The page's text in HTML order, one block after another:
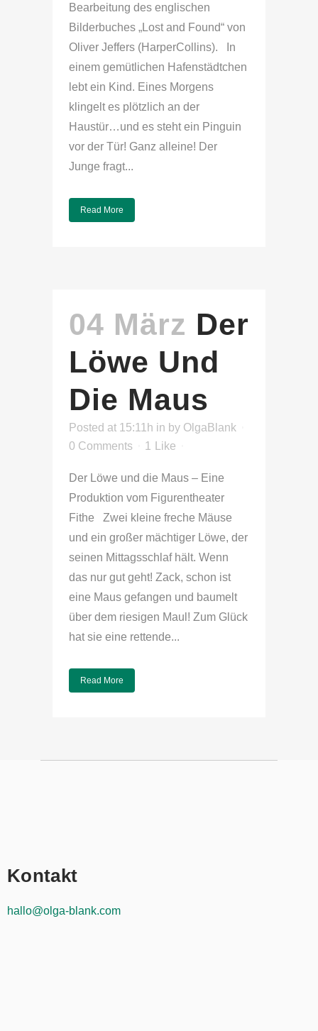
Bearbeitung des englischen
Bilderbuches „Lost and Found“ von
Oliver Jeffers (HarperCollins). In
einem gemütlichen Hafenstädtchen
lebt ein Kind. Eines Morgens
klingelt es plötzlich an der
Haustür…und es steht ein Pinguin
vor der Tür! Ganz alleine! Der
Junge fragt...
Read More
04 März Der
Löwe Und
Die Maus
Posted at 15:11h in by OlgaBlank
0 Comments
1 Like
Der Löwe und die Maus – Eine
Produktion vom Figurentheater
Fithe Zwei kleine freche Mäuse
und ein großer mächtiger Löwe, der
seinen Mittagsschlaf hält. Wenn
das nur gut geht! Zack, schon ist
eine Maus gefangen und baumelt
über dem riesigen Maul! Zum Glück
hat sie eine rettende...
Read More
Kontakt
hallo@olga-blank.com